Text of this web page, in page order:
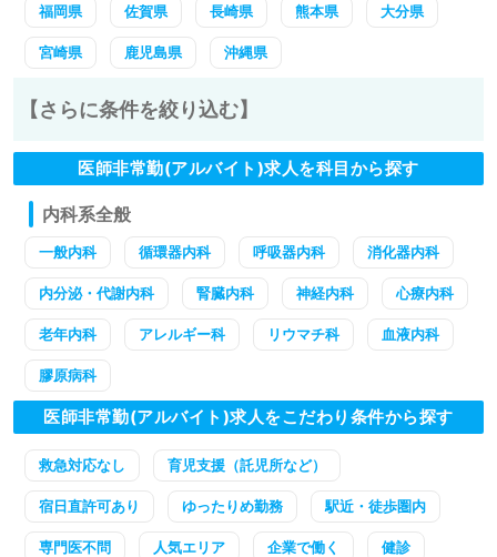
福岡県 佐賀県 長崎県 熊本県 大分県
宮崎県 鹿児島県 沖縄県
【さらに条件を絞り込む】
医師非常勤(アルバイト)求人を科目から探す
内科系全般
一般内科 循環器内科 呼吸器内科 消化器内科
内分泌・代謝内科 腎臓内科 神経内科 心療内科
老年内科 アレルギー科 リウマチ科 血液内科
膠原病科
医師非常勤(アルバイト)求人をこだわり条件から探す
救急対応なし 育児支援（託児所など）
宿日直許可あり ゆったりめ勤務 駅近・徒歩圏内
専門医不問 人気エリア 企業で働く 健診